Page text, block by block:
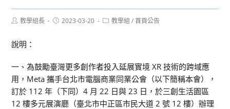
Post教學組長
Post2023-03-20
Post教學組 / 首頁公告
說明：
一、為鼓勵臺灣更多創作者投入延展實境 XR 技術的跨域應
用，Meta 攜手台北市電腦商業同業公會（以下簡稱本會），
訂於 112 年（下同）4 月 22 日與 23 日，於三創生活園區
12 樓多元展演廳（臺北市中正區市民大道 2 號 12 樓）辦理